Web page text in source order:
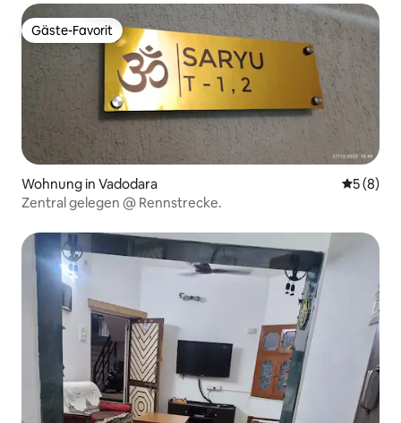
Gäste-Favorit
Gäste-Favorit
Wohnung in Vadodara
5 (8)
Zentral gelegen @ Rennstrecke.